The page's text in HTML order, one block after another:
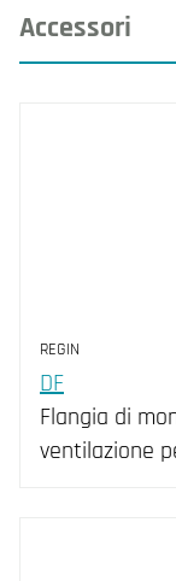
Accessori
REGIN
DF
Flangia di
ventilazione